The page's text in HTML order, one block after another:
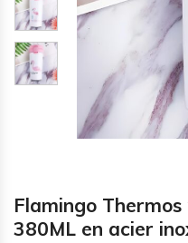
Flamingo
380ML en acier